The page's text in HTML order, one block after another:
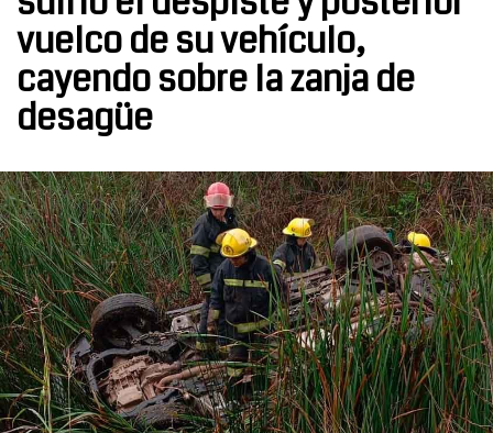
vuelco de su vehículo,
cayendo sobre la zanja de
desagüe